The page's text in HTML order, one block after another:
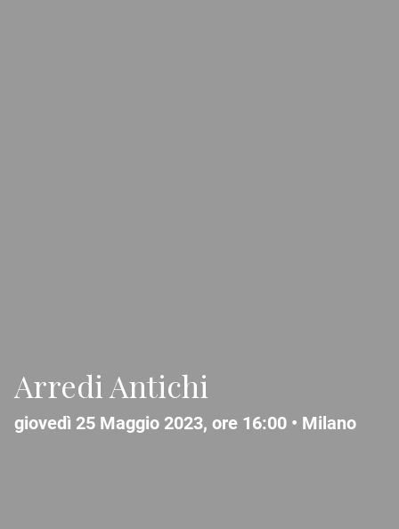
Arredi Antichi
giovedì 25 Maggio 2023, ore 16:00 • Milano